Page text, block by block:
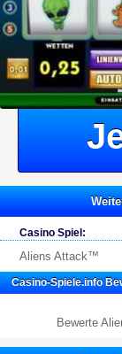
Casino Spiel:
Aliens Attack™
Casino-Spiele.info
Bewerte